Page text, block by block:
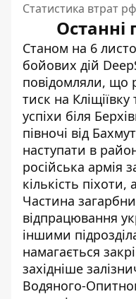
Статистика втрат рф
Останні
Станом на 6
бойових дій
повідомляли, що
тиск на Кліщіївку
успіхи біля
півночі від
наступати в
російська армія
кількість
Частина
відпрацювання
іншими
намагається
західніше
Водяного-